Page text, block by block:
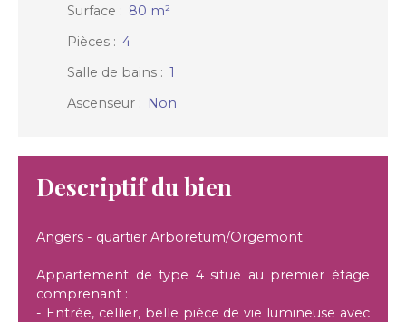
Surface : 80 m²
Pièces : 4
Salle de bains : 1
Ascenseur : Non
Descriptif du bien
Angers - quartier Arboretum/Orgemont
Appartement de type 4 situé au premier étage
comprenant :
- Entrée, cellier, belle pièce de vie lumineuse avec